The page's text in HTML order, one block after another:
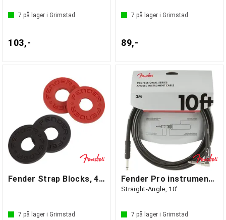
7 på lager i Grimstad
103,-
7 på lager i Grimstad
89,-
Fender Strap Blocks, 4 pk (2 Pair)
7 på lager i Grimstad
Fender Pro instrumentkabel 3m svart
Straight-Angle, 10'
7 på lager i Grimstad